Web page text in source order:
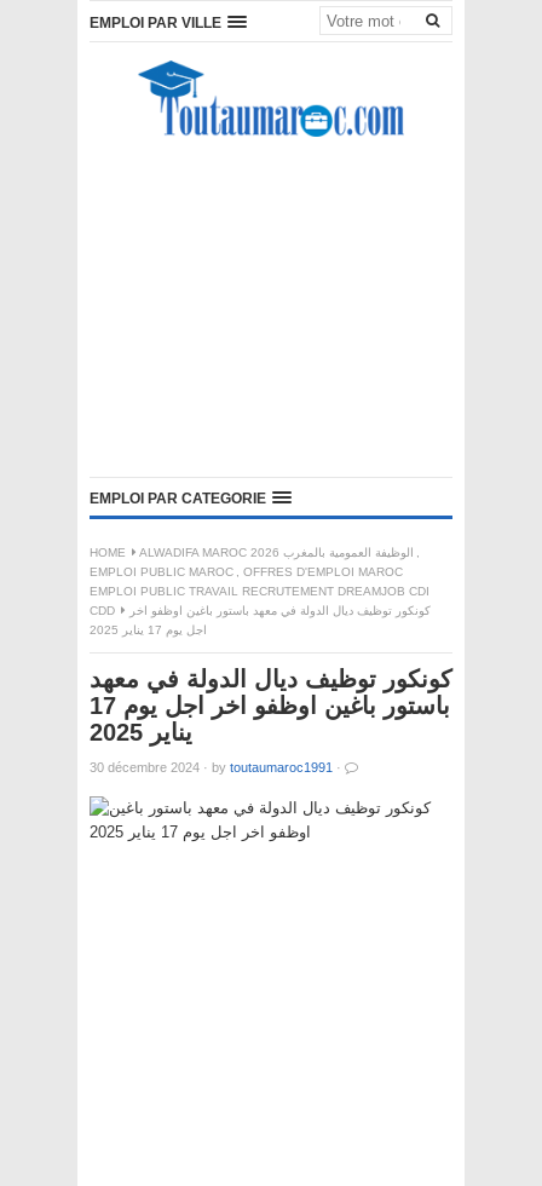
EMPLOI PAR VILLE
EMPLOI PAR CATEGORIE
HOME ALWADIFA MAROC 2026 الوظيفة العمومية بالمغرب
,
EMPLOI PUBLIC MAROC , OFFRES D'EMPLOI MAROC
EMPLOI PUBLIC TRAVAIL RECRUTEMENT DREAMJOB CDI
CDD
كونكور توظيف ديال الدولة في معهد باستور باغين اوظفو اخر
اجل يوم 17 يناير 2025
كونكور توظيف ديال الدولة في معهد
باستور باغين اوظفو اخر اجل يوم 17
يناير 2025
30 décembre 2024 · by toutaumaroc1991 ·